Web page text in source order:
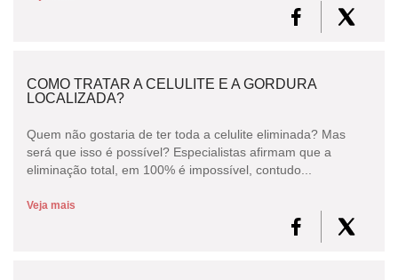
COMO TRATAR A CELULITE E A GORDURA
LOCALIZADA?
Quem não gostaria de ter toda a celulite eliminada? Mas
será que isso é possível? Especialistas afirmam que a
eliminação total, em 100% é impossível, contudo...
Veja mais